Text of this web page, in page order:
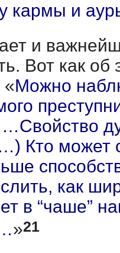
кармы и
и
Вот как об
«Можно
…Свойство
Кто может
как
в “чаше”
»21